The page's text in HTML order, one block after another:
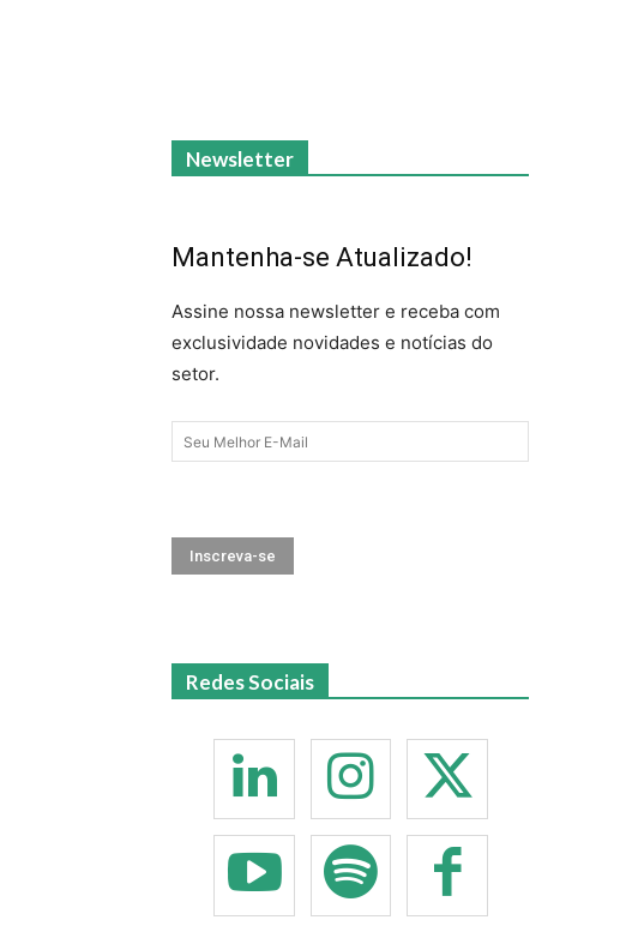
Newsletter
Mantenha-se Atualizado!
Assine nossa newsletter e receba com
exclusividade novidades e notícias do
setor.
Redes Sociais